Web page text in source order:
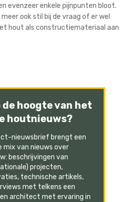
evenzeer enkele pijnpunten bloot.
ook stil bij de vraag of er wel
hout als constructiemateriaal aan
de hoogte van het
houtnieuws?
nieuwsbrief brengt een
mix van nieuws over
beschrijvingen van
projecten,
technische artikels,
met telkens een
architect met ervaring in